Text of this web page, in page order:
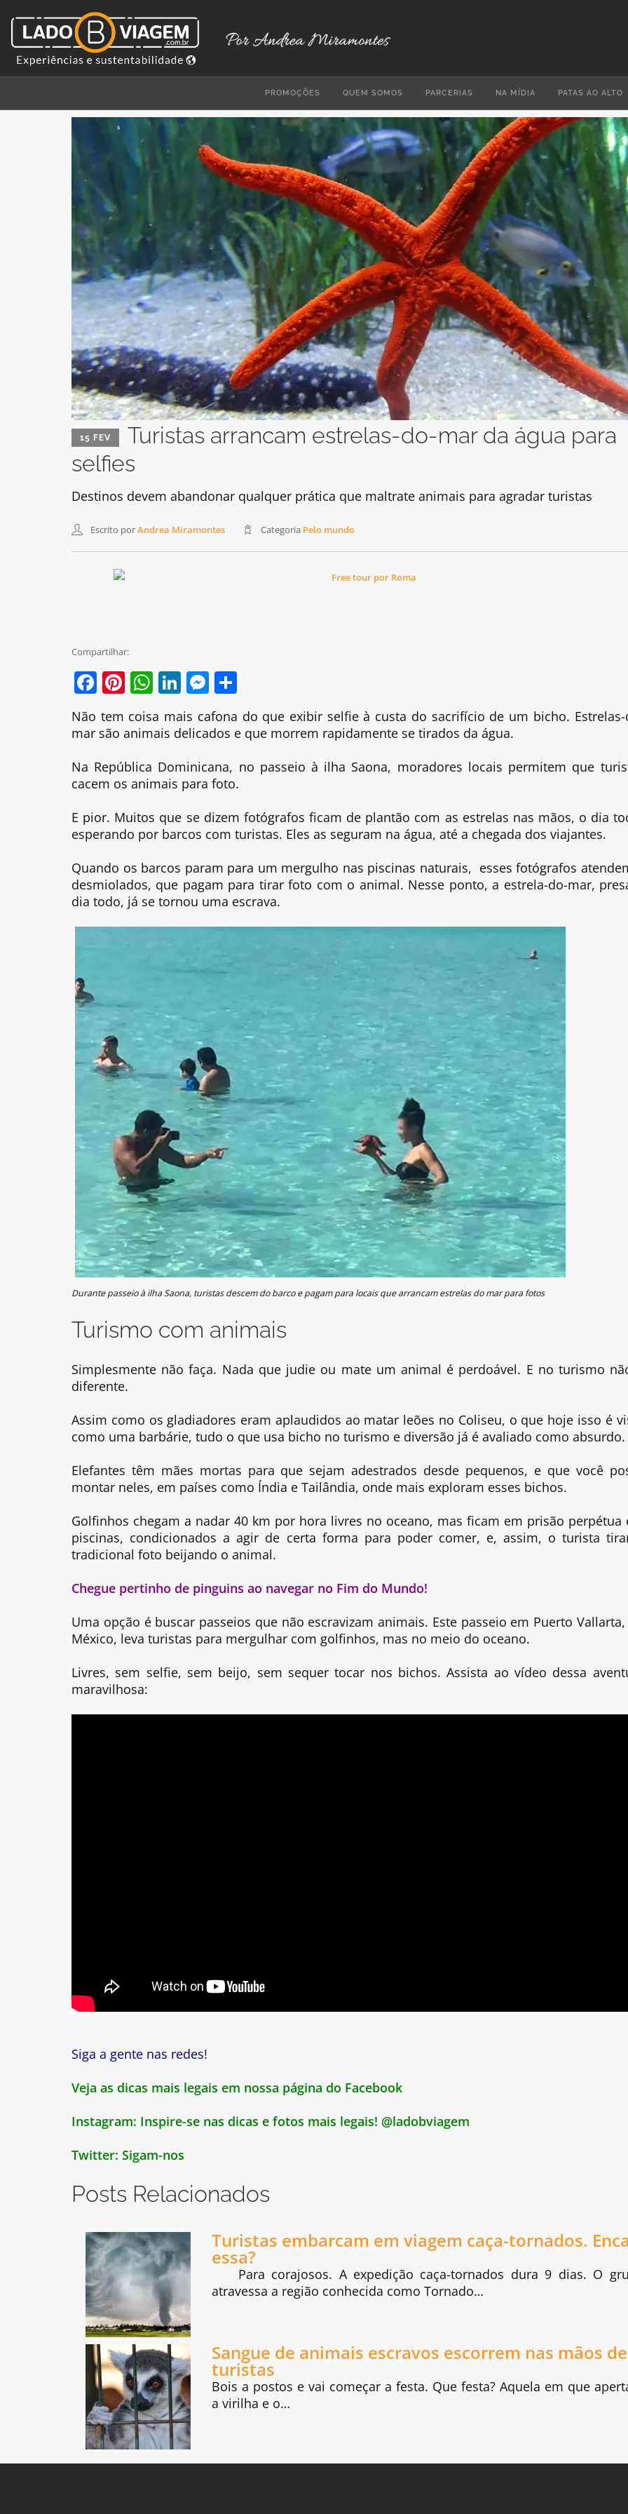
PROMOÇÕES QUEM SOMOS PARCERIAS NA MÍDIA PATAS AO ALTO
15 FEV
Turistas arrancam estrelas-do-mar da água para
selfies
Destinos devem abandonar qualquer prática que maltrate animais para agradar turistas
Escrito porAndrea Miramontes Categoria Pelo mundo
Compartilhar:
Facebook
Pinterest
WhatsApp
LinkedIn
Messenger
Não tem coisa mais cafona do que exibir selfie à custa do sacrifício de um bicho. Estrelas-
mar são animais delicados e que morrem rapidamente se tirados da água.
Na República Dominicana, no passeio à ilha Saona, moradores locais permitem que
cacem os animais para foto.
E pior. Muitos que se dizem fotógrafos ficam de plantão com as estrelas nas mãos, o dia
esperando por barcos com turistas. Eles as seguram na água, até a chegada dos viajantes.
Quando os barcos param para um mergulho nas piscinas naturais, esses fotógrafos
desmiolados, que pagam para tirar foto com o animal. Nesse ponto, a estrela-do-mar,
dia todo, já se tornou uma escrava.
Durante passeio à ilha Saona, turistas descem do barco e pagam para locais que arrancam estrelas do mar para fotos
Turismo com animais
Simplesmente não faça. Nada que judie ou mate um animal é perdoável. E no turismo
diferente.
Assim como os gladiadores eram aplaudidos ao matar leões no Coliseu, o que hoje isso é
como uma barbárie, tudo o que usa bicho no turismo e diversão já é avaliado como absurdo.
Elefantes têm mães mortas para que sejam adestrados desde pequenos, e que você
montar neles, em países como Índia e Tailândia, onde mais exploram esses bichos.
Golfinhos chegam a nadar 40 km por hora livres no oceano, mas ficam em prisão perpétua
piscinas, condicionados a agir de certa forma para poder comer, e, assim, o turista
tradicional foto beijando o animal.
Chegue pertinho de pinguins ao navegar no Fim do Mundo!
Uma opção é buscar passeios que não escravizam animais. Este passeio em Puerto
México, leva turistas para mergulhar com golfinhos, mas no meio do oceano.
Livres, sem selfie, sem beijo, sem sequer tocar nos bichos. Assista ao vídeo dessa
maravilhosa:
Siga a gente nas redes!
Veja as dicas mais legais em nossa página do Facebook
Instagram: Inspire-se nas dicas e fotos mais legais! @ladobviagem
Twitter: Sigam-nos
Posts Relacionados
Turistas embarcam em viagem caça-tornados.
essa?
Para corajosos. A expedição caça-tornados dura 9 dias. O
atravessa a região conhecida como Tornado…
Sangue de animais escravos escorrem nas mãos de
turistas
Bois a postos e vai começar a festa. Que festa? Aquela em que
a virilha e o…